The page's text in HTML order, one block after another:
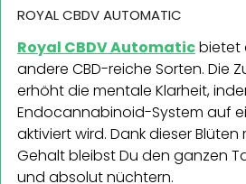
ROYAL CBDV AUTOMATIC
Royal CBDV Automaticbietet
andere CBD-reiche Sorten. Die
erhöht die mentale Klarheit,
Endocannabinoid-System auf
aktiviert wird. Dank dieser
Gehalt bleibst Du den ganzen
und absolut nüchtern.